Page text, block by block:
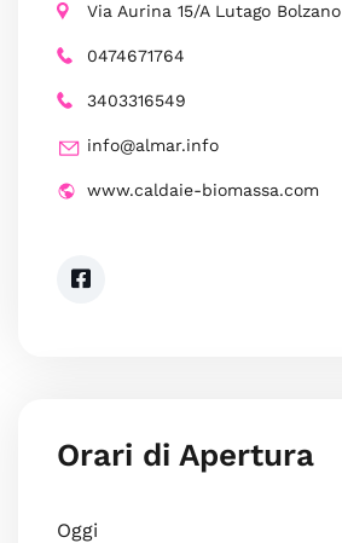
Via Aurina 15/A Lutago Bolzano
0474671764
3403316549
info@almar.info
www.caldaie-biomassa.com
Orari di Apertura
Oggi